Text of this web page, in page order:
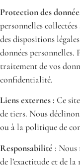
Protection des
personnelles
des dispositions
données
traitement de vos
confidentialité.
Liens externes : Ce
de tiers. Nous
ou à la politique de
Responsabilité :
de l’exactitude et de